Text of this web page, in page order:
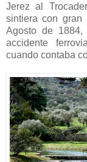
Jerez al
sintiera con
Agosto de
accidente
cuando contaba